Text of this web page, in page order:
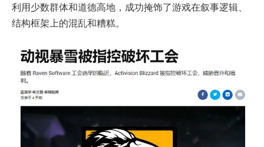
利用少数群体和道德高地，成功掩饰了游戏在叙事逻辑、
结构框架上的混乱和糟糕。